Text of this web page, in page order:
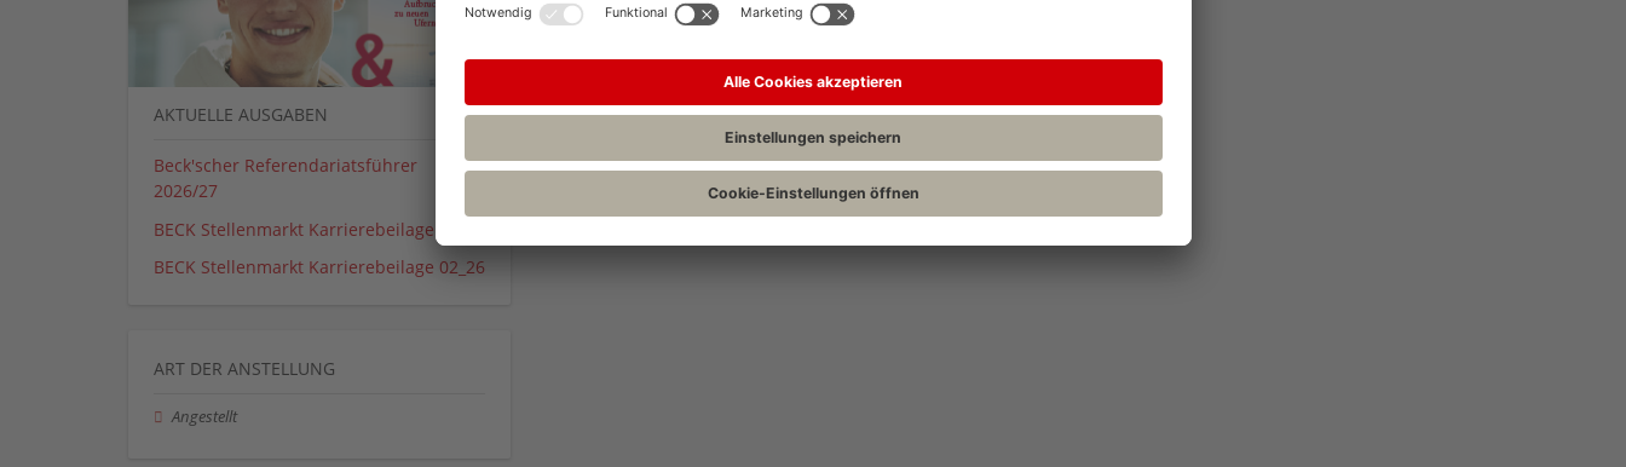
AKTUELLE AUSGABEN
Beck'scher Referendariatsführer
2026/27
BECK Stellenmarkt Karrierebeilage 01_26
BECK Stellenmarkt Karrierebeilage 02_26
ART DER ANSTELLUNG
Angestellt